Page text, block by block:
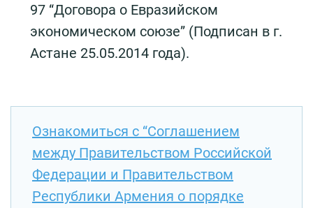
97 “Договора о Евразийском
экономическом союзе” (Подписан в г.
Астане 25.05.2014 года).
Ознакомиться с “Соглашением
между Правительством Российской
Федерации и Правительством
Республики Армения о порядке